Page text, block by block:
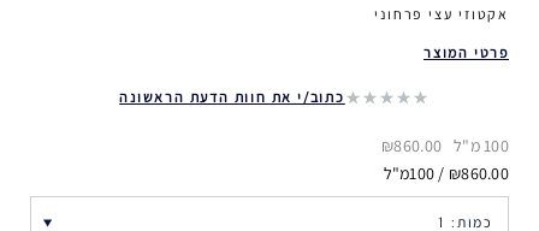
אקטוזי עצי פרחוני
פרטי המוצר
כתוב/י את חוות הדעת הראשונה
100 מ"ל
₪860.00
₪860.00 / 100מ"ל